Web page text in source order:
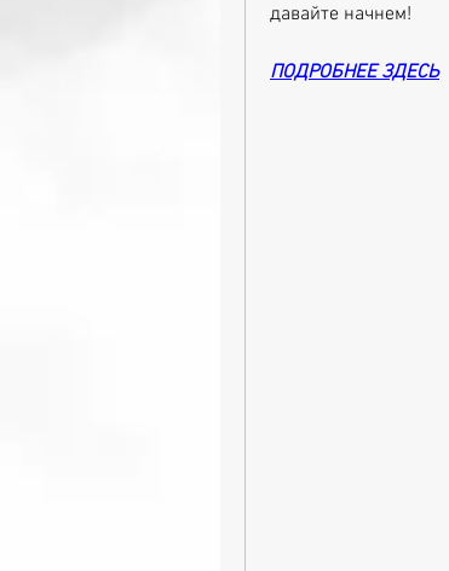
давайте начнем!
ПОДРОБНЕЕ ЗДЕСЬ